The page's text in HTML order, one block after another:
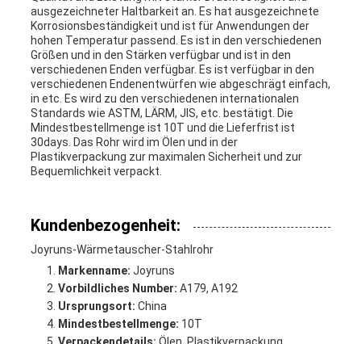
ausgezeichneter Haltbarkeit an. Es hat ausgezeichnete
Korrosionsbeständigkeit und ist für Anwendungen der
hohen Temperatur passend. Es ist in den verschiedenen
Größen und in den Stärken verfügbar und ist in den
verschiedenen Enden verfügbar. Es ist verfügbar in den
verschiedenen Endenentwürfen wie abgeschrägt einfach,
in etc. Es wird zu den verschiedenen internationalen
Standards wie ASTM, LÄRM, JIS, etc. bestätigt. Die
Mindestbestellmenge ist 10T und die Lieferfrist ist
30days. Das Rohr wird im Ölen und in der
Plastikverpackung zur maximalen Sicherheit und zur
Bequemlichkeit verpackt.
Kundenbezogenheit:
Joyruns-Wärmetauscher-Stahlrohr
Markenname: Joyruns
Vorbildliches Number: A179, A192
Ursprungsort: China
Mindestbestellmenge: 10T